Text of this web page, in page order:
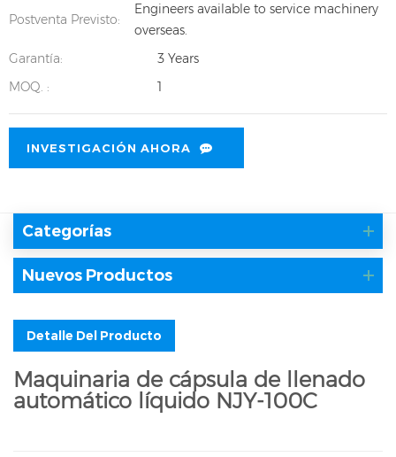
Postventa Previsto:
Engineers available to service machinery
overseas.
Garantía:
3 Years
MOQ. :
1
INVESTIGACIÓN AHORA
Categorías
Nuevos Productos
Detalle Del Producto
Maquinaria de cápsula de llenado
automático líquido NJY-100C